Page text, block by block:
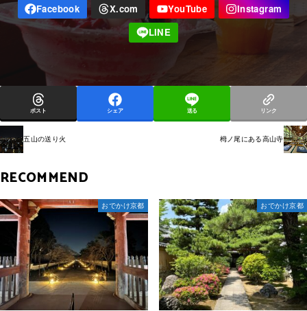
ポスト シェア 送る リンク
五山の送り火 栂ノ尾にある高山寺
RECOMMEND
おでかけ京都 おでかけ京都